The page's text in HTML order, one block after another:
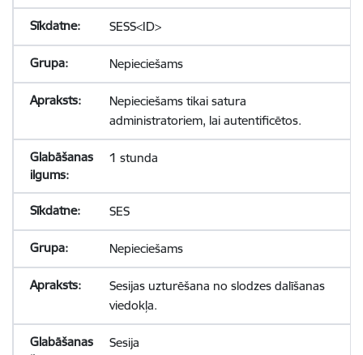
SESS<ID>
Nepieciešams
Nepieciešams tikai satura
administratoriem, lai autentificētos.
1 stunda
SES
Nepieciešams
Sesijas uzturēšana no slodzes dalīšanas
viedokļa.
Sesija